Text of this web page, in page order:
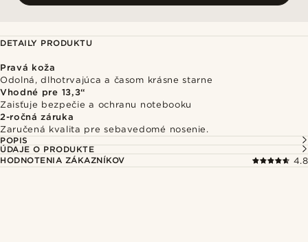
DETAILY PRODUKTU
Pravá koža
Odolná, dlhotrvajúca a časom krásne starne
Vhodné pre 13,3“
Zaisťuje bezpečie a ochranu notebooku
2-ročná záruka
Zaručená kvalita pre sebavedomé nosenie.
POPIS
ÚDAJE O PRODUKTE
HODNOTENIA ZÁKAZNÍKOV
4.8